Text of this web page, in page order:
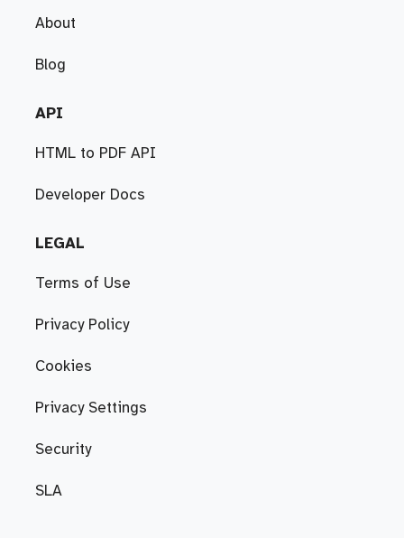
About
Blog
API
HTML to PDF API
Developer Docs
LEGAL
Terms of Use
Privacy Policy
Cookies
Privacy Settings
Security
SLA